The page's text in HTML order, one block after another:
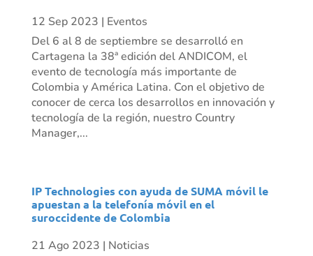
12 Sep 2023 | Eventos
Del 6 al 8 de septiembre se desarrolló en
Cartagena la 38ª edición del ANDICOM, el
evento de tecnología más importante de
Colombia y América Latina. Con el objetivo de
conocer de cerca los desarrollos en innovación y
tecnología de la región, nuestro Country
Manager,...
IP Technologies con ayuda de SUMA móvil le
apuestan a la telefonía móvil en el
suroccidente de Colombia
21 Ago 2023 | Noticias